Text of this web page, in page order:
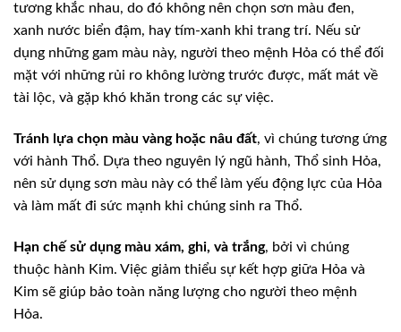
tương khắc nhau, do đó không nên chọn sơn màu đen,
xanh nước biển đậm, hay tím-xanh khi trang trí. Nếu sử
dụng những gam màu này, người theo mệnh Hỏa có thể đối
mặt với những rủi ro không lường trước được, mất mát về
tài lộc, và gặp khó khăn trong các sự việc.
Tránh lựa chọn màu vàng hoặc nâu đất, vì chúng tương ứng
với hành Thổ. Dựa theo nguyên lý ngũ hành, Thổ sinh Hỏa,
nên sử dụng sơn màu này có thể làm yếu động lực của Hỏa
và làm mất đi sức mạnh khi chúng sinh ra Thổ.
Hạn chế sử dụng màu xám, ghi, và trắng, bởi vì chúng
thuộc hành Kim. Việc giảm thiểu sự kết hợp giữa Hỏa và
Kim sẽ giúp bảo toàn năng lượng cho người theo mệnh
Hỏa.